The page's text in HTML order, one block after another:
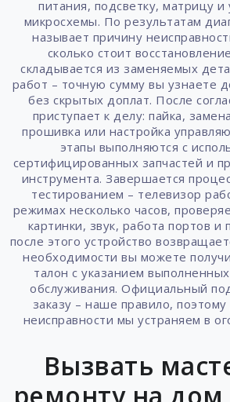
питания, подсветку, матрицу
микросхемы. По результатам
называет причину
сколько стоит
складывается из заменяемых
работ – точную сумму вы узнаете
без скрытых доплат. После
приступает к делу: пайка,
прошивка или настройка
этапы выполняются с
сертифицированных запчастей и
инструмента. Завершается
тестированием – телевизор
режимах несколько часов,
картинки, звук, работа портов и
после этого устройство
необходимости вы можете
талон с указанием
обслуживания. Официальный
заказу – наше правило,
неисправности мы устраняем в
Вызвать